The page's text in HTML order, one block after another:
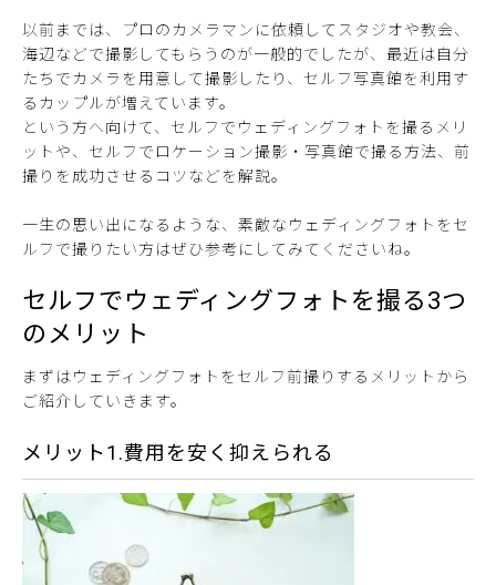
以前までは、プロのカメラマンに依頼してスタジオや教会、
海辺などで撮影してもらうのが一般的でしたが、最近は自分
たちでカメラを用意して撮影したり、セルフ写真館を利用す
るカップルが増えています。
という方へ向けて、セルフでウェディングフォトを撮るメリ
ットや、セルフでロケーション撮影・写真館で撮る方法、前
撮りを成功させるコツなどを解説。
一生の思い出になるような、素敵なウェディングフォトをセ
ルフで撮りたい方はぜひ参考にしてみてくださいね。
セルフでウェディングフォトを撮る3つ
のメリット
まずはウェディングフォトをセルフ前撮りするメリットから
ご紹介していきます。
メリット1.費用を安く抑えられる